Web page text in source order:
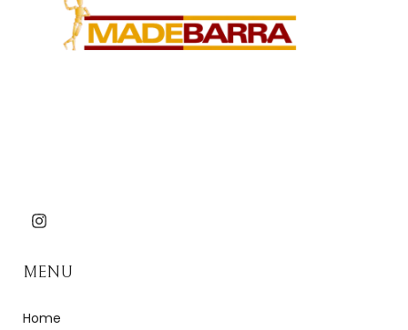
MENU
Home